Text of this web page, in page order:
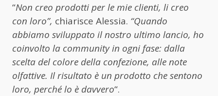
“Non creo prodotti per le mie clienti, li creo
con loro”, chiarisce Alessia. “Quando
abbiamo sviluppato il nostro ultimo lancio, ho
coinvolto la community in ogni fase: dalla
scelta del colore della confezione, alle note
olfattive. Il risultato è un prodotto che sentono
loro, perché lo è davvero“.